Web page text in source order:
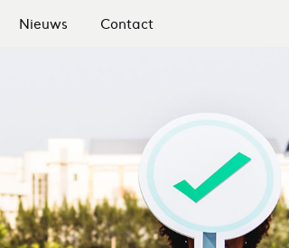
Nieuws Contact